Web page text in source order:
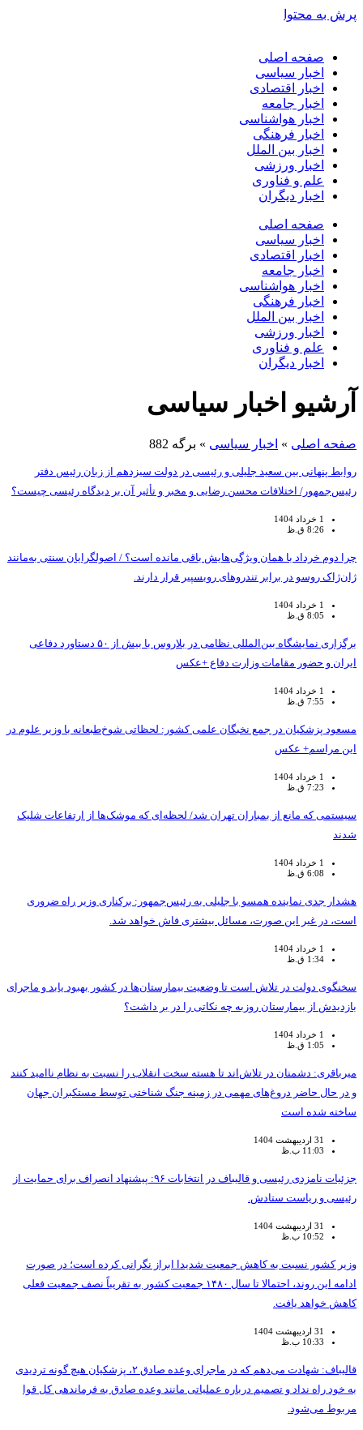
پرش به محتوا
صفحه اصلی
اخبار سیاسی
اخبار اقتصادی
اخبار جامعه
اخبار هواشناسی
اخبار فرهنگی
اخبار بین الملل
اخبار ورزشی
علم و فناوری
اخبار دیگران
صفحه اصلی
اخبار سیاسی
اخبار اقتصادی
اخبار جامعه
اخبار هواشناسی
اخبار فرهنگی
اخبار بین الملل
اخبار ورزشی
علم و فناوری
اخبار دیگران
آرشیو اخبار سیاسی
صفحه اصلی » اخبار سیاسی » برگه 882
روابط پنهانی بین سعید جلیلی و رئیسی در دولت سیزدهم از زبان رئیس دفتر
رئیس‌جمهور/ اختلافات محسن رضایی و مخبر و تأثیر آن بر دیدگاه رئیسی چیست؟
1 خرداد 1404
8:26 ق.ظ
چرا دوم خرداد با همان ویژگی‌هایش باقی مانده است؟ / اصولگرایان سنتی به‌مانند
ژان‌ژاک روسو در برابر تندروهای روبسپیر قرار دارند.
1 خرداد 1404
8:05 ق.ظ
برگزاری نمایشگاه بین‌المللی نظامی در بلاروس با بیش از ۵۰ دستاورد دفاعی
ایران و حضور مقامات وزارت دفاع +عکس
1 خرداد 1404
7:55 ق.ظ
مسعود پزشکیان در جمع نخبگان علمی کشور: لحظاتی شوخ‌طبعانه با وزیر علوم در
این مراسم+ عکس
1 خرداد 1404
7:23 ق.ظ
سیستمی که مانع از بمباران تهران شد/ لحظه‌ای که موشک‌ها از ارتفاعات شلیک
شدند
1 خرداد 1404
6:08 ق.ظ
هشدار جدی نماینده همسو با جلیلی به رئیس‌جمهور: برکناری وزیر راه ضروری
است، در غیر این صورت، مسائل بیشتری فاش خواهد شد.
1 خرداد 1404
1:34 ق.ظ
سخنگوی دولت در تلاش است تا وضعیت بیمارستان‌ها در کشور بهبود یابد و ماجرای
بازدیدش از بیمارستان روزبه چه نکاتی را در بر داشت؟
1 خرداد 1404
1:05 ق.ظ
میرباقری: دشمنان در تلاش‌اند تا هسته سخت انقلاب را نسبت به نظام ناامید کنند
و در حال حاضر دروغ‌های مهمی در زمینه جنگ شناختی توسط مستکبران جهان
ساخته شده است
31 اردیبهشت 1404
11:03 ب.ظ
جزئیات نامزدی رئیسی و قالیباف در انتخابات ۹۶: پیشنهاد انصراف برای حمایت از
رئیسی و ریاست ستادش.
31 اردیبهشت 1404
10:52 ب.ظ
وزیر کشور نسبت به کاهش جمعیت شدیدا ابراز نگرانی کرده است؛ در صورت
ادامه این روند، احتمالا تا سال ۱۴۸۰ جمعیت کشور به تقریباً نصف جمعیت فعلی
کاهش خواهد یافت.
31 اردیبهشت 1404
10:33 ب.ظ
قالیباف: شهادت می‌دهم که در ماجرای وعده صادق ۲، پزشکیان هیچ گونه تردیدی
به خود راه نداد و تصمیم درباره عملیاتی مانند وعده صادق به فرماندهی کل قوا
مربوط می‌شود.